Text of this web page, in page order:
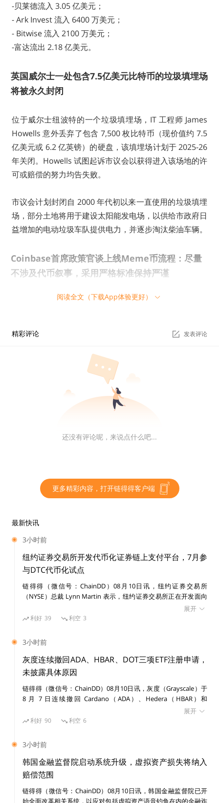
-贝莱德流入 3.05 亿美元；
- Ark Invest 流入 6400 万美元；
- Bitwise 流入 2100 万美元；
-富达流出 2.18 亿美元。
英国威尔士一处包含7.5亿美元比特币的垃圾填埋场
将被永久封闭
位于威尔士纽波特的一个垃圾填埋场，IT 工程师 James
Howells 意外丢弃了包含 7,500 枚比特币（现价值约 7.5
亿美元或 6.2 亿英镑）的硬盘，该填埋场计划于 2025-26
年关闭。Howells 试图起诉市议会以获得进入该场地的许
可或赔偿的努力均告失败。
市议会计划封闭自 2000 年代初以来一直使用的垃圾填埋
场，部分土地将用于建设太阳能发电场，以供给市政府日
益增加的电动垃圾车队提供电力，并逐步淘汰柴油车辆。
Coinbase首席政策官谈上线Meme币流程：尽量
不涉及代币叙事，采用严格标准保持严谨
Coinbase 首席政策官 Faryar Shirzad 在接受采访时分享
涉及任何代币的背景故事，但我们采用严格的标准，从而
准。我们的流程保持冷静和严谨。”
经济学家：预测今年会有更多企业采用BTC，将利
越多地采用比特币将对其和更广泛的数字资产生态系统产
链得得仅提供相关信息展示，不构成任何投资建议
投资
阅读全文（下载App体验更好）
精彩评论 发表评论
还没有评论呢，来说点什么吧...
更多精彩内容，打开链得得客户端
最新快讯
3小时前
纽约证券交易所开发代币化证券链上支付平台，7月参
与DTC代币化试点
链得得（微信号：ChainDD）08月10日讯，纽约证券交易所
（NYSE）总裁 Lynn Martin 表示，纽约证券交易所正在开发面向
代币化证券的链上支付平台，并已于 7 月参与美国存托信托与清算
公司（DTC）的代币化试点项目。
展开
利好 39 利空 3
3小时前
灰度连续撤回ADA、HBAR、DOT三项ETF注册申请，
未披露具体原因
链得得（微信号：ChainDD）08月10日讯，灰度（Grayscale）于
8 月 7 日连续撤回 Cardano（ADA）、Hedera（HBAR）和
Polkadot（DOT）三项 ETF 注册申请，三份撤回文件提交时间间
隔约 190 秒。 三份撤回文件均表示，灰度不再计划推进相关 ETF
何证券，未发布初步招股说明书。此次撤回并非 SEC 拒绝相关 ETF
申请，文件未披露背后原因。 截至 8 月 8 日，灰度提交的
Bittensor、Aave、BNB、NEAR 和 Zcash 等山寨币 ETF 申请仍处
于初步阶段。此前，灰度 Avalanche Staking ETF 和 Hyperliquid
Staking ETF 注册声明已分别于今年 3 月和 6 月生效。但注册声明
生效本身并不代表产品已经开始交易。
展开
利好 90 利空 6
3小时前
韩国金融监督院启动系统升级，虚拟资产损失将纳入
赔偿范围
链得得（微信号：ChainDD）08月10日讯，韩国金融监督院已开
始全面改革相关系统，以应对包括虚拟资产语音钓鱼在内的金融诈